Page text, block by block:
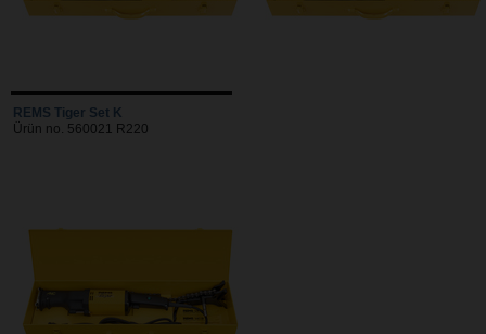
REMS Tiger Set K
Ürün no. 560021 R220